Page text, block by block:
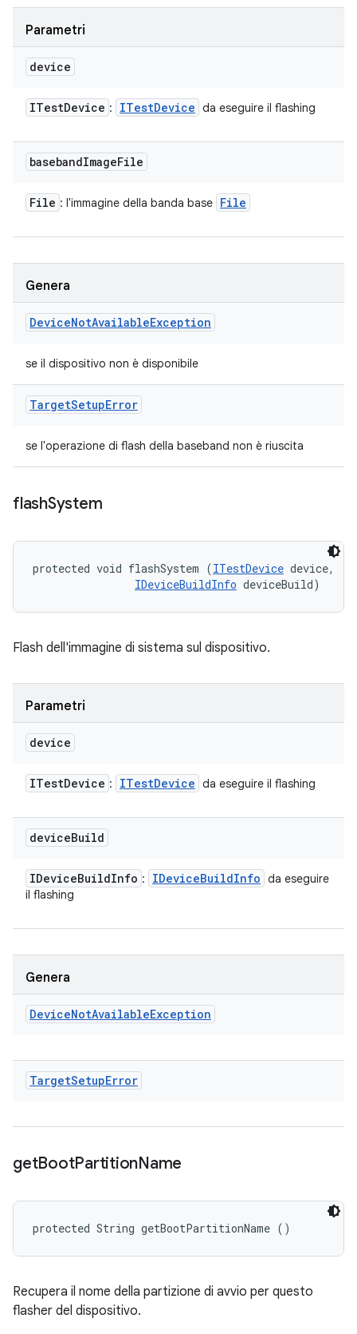
Parametri
device
ITestDevice : ITestDevice da eseguire il flashing
basebandImageFile
File : l'immagine della banda base File
Genera
DeviceNotAvailableException
se il dispositivo non è disponibile
TargetSetupError
se l'operazione di flash della baseband non è riuscita
flashSystem
protected void flashSystem (ITestDevice device,
IDeviceBuildInfo deviceBuild)
Flash dell'immagine di sistema sul dispositivo.
Parametri
device
ITestDevice : ITestDevice da eseguire il flashing
deviceBuild
IDeviceBuildInfo : IDeviceBuildInfo da eseguire
il flashing
Genera
DeviceNotAvailableException
TargetSetupError
getBootPartitionName
protected String getBootPartitionName ()
Recupera il nome della partizione di avvio per questo
flasher del dispositivo.